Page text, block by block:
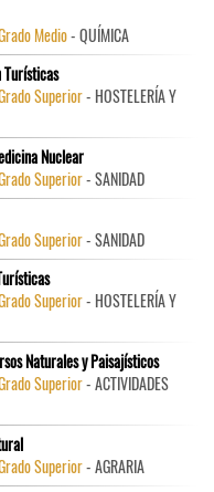
Medio- QUÍMICA
Superior- HOSTELERÍA Y
Nuclear
Superior- SANIDAD
Superior- SANIDAD
Superior- HOSTELERÍA Y
Naturales y Paisajísticos
Superior- ACTIVIDADES
Superior- AGRARIA